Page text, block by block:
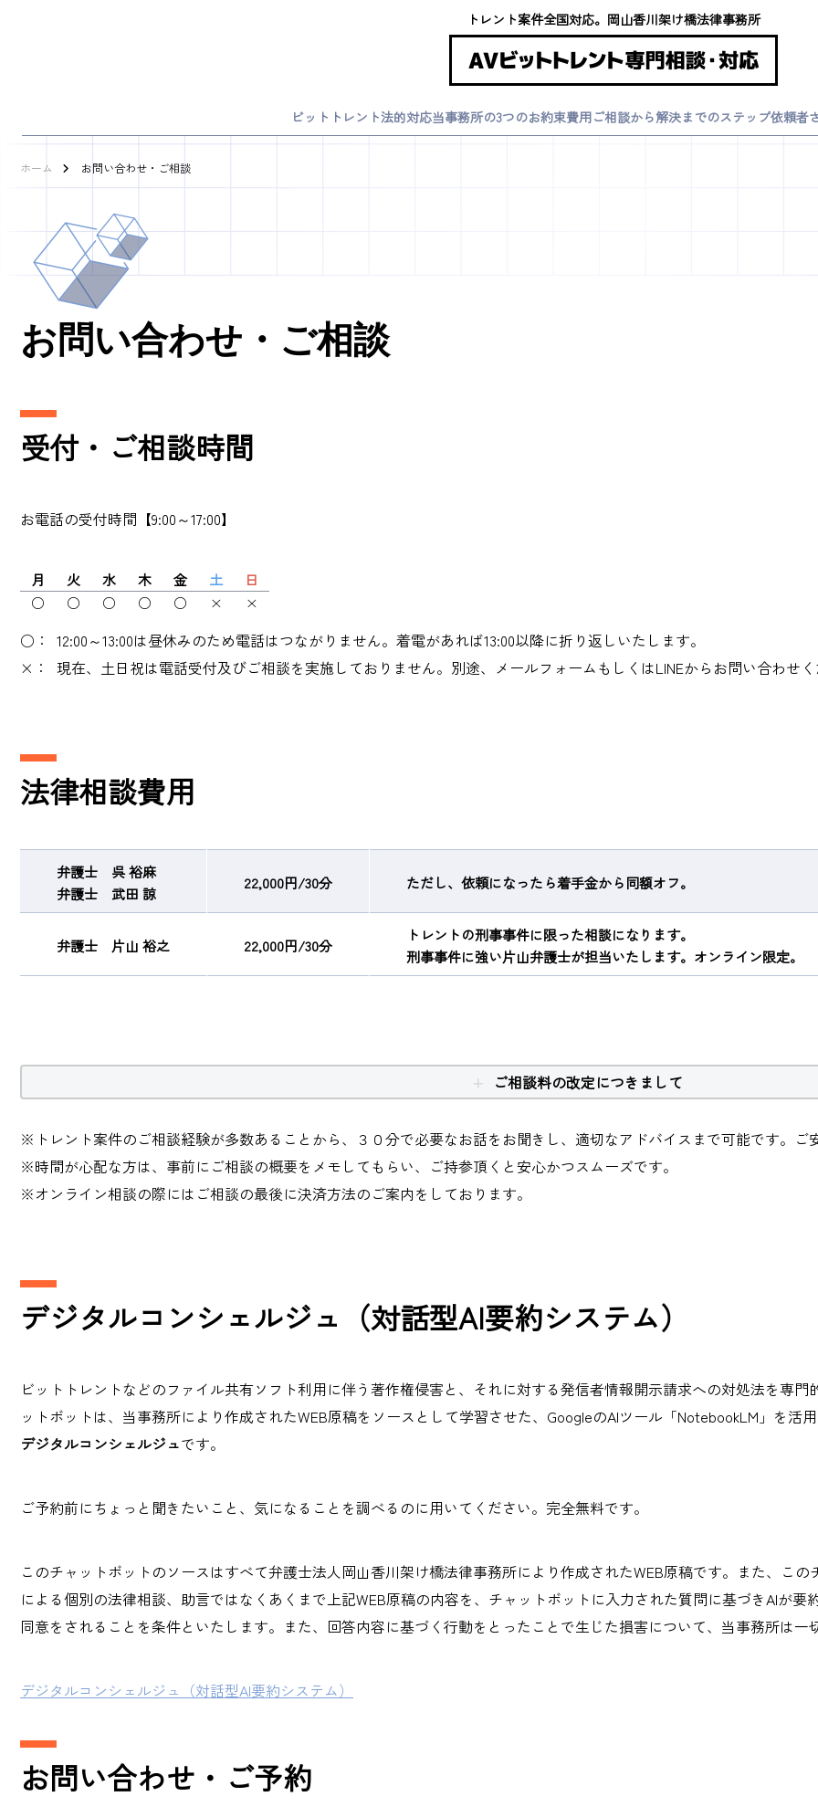
トレント案件全国対応。岡山香川架け橋法律事務所
ビットトレント法的対応当事務所の3つのお約束費用ご相談から解決までのステップ依頼者
ホーム お問い合わせ・ご相談
お問い合わせ・ご相談
受付・ご相談時間
お電話の受付時間【9:00～17:00】
月 火 水 木 金 土
日
○
○ ○ ○ ○ × ×
○：
12:00～13:00は昼休みのため電話はつながりません。着電があれば13:00以降に折り返しいたします。
×：
現在、土日祝は電話受付及びご相談を実施しておりません。別途、メールフォームもしくはLINEからお問い合わせ
法律相談費用
弁護士 呉 裕麻
弁護士 武田 諒
22,000円/30分 ただし、依頼になったら着手金から同額オフ。
弁護士 片山 裕之 22,000円/30分
トレントの刑事事件に限った相談になります。
刑事事件に強い片山弁護士が担当いたします。オンライン限定。
ご相談料の改定につきまして
※トレント案件のご相談経験が多数あることから、３０分で必要なお話をお聞きし、適切なアドバイスまで可能です。ご
※時間が心配な方は、事前にご相談の概要をメモしてもらい、ご持参頂くと安心かつスムーズです。
※オンライン相談の際にはご相談の最後に決済方法のご案内をしております。
デジタルコンシェルジュ（対話型AI要約システム）
ビットトレントなどのファイル共有ソフト利用に伴う著作権侵害と、それに対する発信者情報開示請求への対処法を専
ットボットは、当事務所により作成されたWEB原稿をソースとして学習させた、GoogleのAIツール「NotebookLM」を活
デジタルコンシェルジュです。
ご予約前にちょっと聞きたいこと、気になることを調べるのに用いてください。完全無料です。
このチャットボットのソースはすべて弁護士法人岡山香川架け橋法律事務所により作成されたWEB原稿です。また、こ
による個別の法律相談、助言ではなくあくまで上記WEB原稿の内容を、チャットボットに入力された質問に基づきAIが
同意をされることを条件といたします。また、回答内容に基づく行動をとったことで生じた損害について、当事務所は
デジタルコンシェルジュ（対話型AI要約システム）
お問い合わせ・ご予約